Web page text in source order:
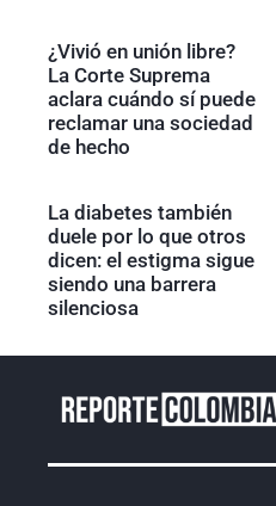
¿Vivió en unión libre?
La Corte Suprema
aclara cuándo sí puede
reclamar una sociedad
de hecho
La diabetes también
duele por lo que otros
dicen: el estigma sigue
siendo una barrera
silenciosa